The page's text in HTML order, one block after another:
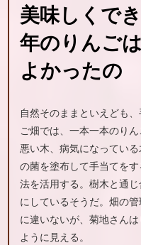
美味しく で
年の りんご
よかったの
自然そのままといえども
ご畑では、一本一本のり
悪い木、病気になってい
の菌を塗布して手当てを
法を活用する。樹木と通
にしているそうだ。畑の
に違いないが、菊地さん
ように見える。